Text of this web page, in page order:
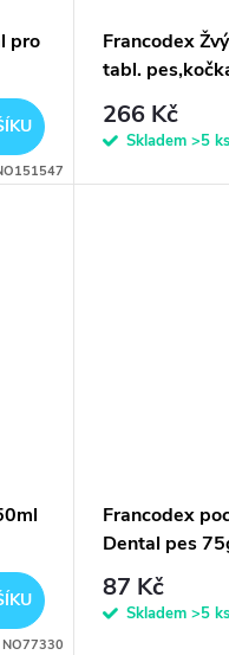
pro
Francodex
tabl.
266 Kč
Skladem >5 ks
NO77330
Francodex
Dental pes
87 Kč
Skladem >5 ks